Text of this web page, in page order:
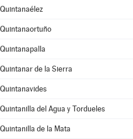
Quintanaélez
Quintanaortuño
Quintanapalla
Quintanar de la Sierra
Quintanavides
Quintanilla del Agua y Tordueles
Quintanilla de la Mata